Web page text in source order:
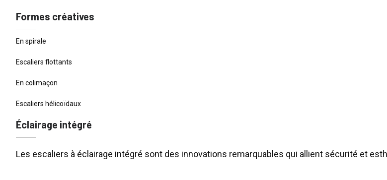
Formes créatives
En spirale
Escaliers flottants
En colimaçon
Escaliers hélicoïdaux
Éclairage intégré
Les escaliers à éclairage intégré sont des innovations remarquables qui allient sécurité et